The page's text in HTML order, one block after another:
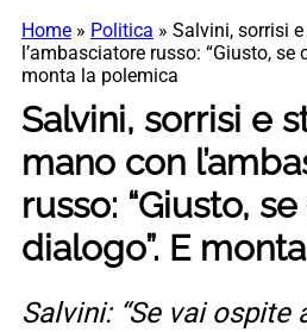
Home » Politica » Salvini, sorrisi
l’ambasciatore russo: “Giusto, se
monta la polemica
Salvini, sorrisi e
mano con
russo: “Giusto,
dialogo”. E
Salvini: “Se vai ospite